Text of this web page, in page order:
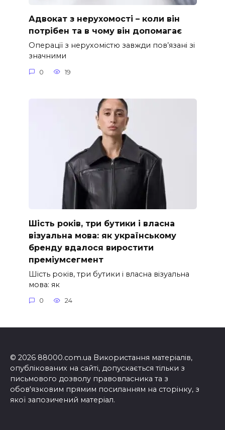
Адвокат з нерухомості – коли він
потрібен та в чому він допомагає
Операції з нерухомістю завжди пов’язані зі
значними
0 19
Шість років, три бутики і власна
візуальна мова: як українському
бренду вдалося виростити
преміумсегмент
Шість років, три бутики і власна візуальна
мова: як
0 24
© 2026 88000.com.ua Використання матеріалів,
опублікованих на сайті, допускається тільки з
письмового дозволу правовласника та з
обов'язковим прямим посиланням на сторінку, з
якої запозичений матеріал.